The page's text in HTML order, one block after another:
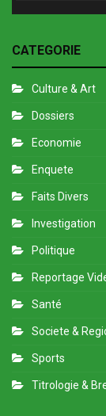
CATEGORIE
Culture & Art
Dossiers
Economie
Enquete
Faits Divers
Investigation
Politique
Reportage
Santé
Societe &
Sports
Titrologie &